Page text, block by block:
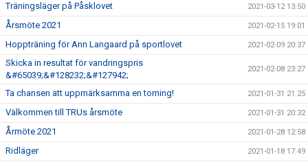
Träningsläger på Påsklovet 2021-03-12 13:50
Årsmöte 2021 2021-02-15 19:01
Hoppträning för Ann Langaard på sportlovet 2021-02-09 20:37
Skicka in resultat för vandringspris
&#65039;&#128232;&#127942;
2021-02-08 23:27
Ta chansen att uppmärksamma en torning! 2021-01-31 21:25
Välkommen till TRUs årsmöte 2021-01-31 20:32
Årmöte 2021 2021-01-28 12:58
Ridläger 2021-01-18 17:49